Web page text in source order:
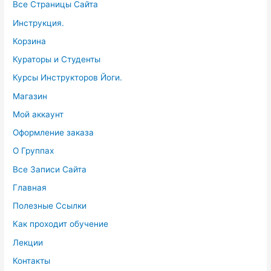
Все Страницы Сайта
Инструкция.
Корзина
Кураторы и Студенты
Курсы Инструкторов Йоги.
Магазин
Мой аккаунт
Оформление заказа
О Группах
Все Записи Сайта
Главная
Полезные Ссылки
Как проходит обучение
Лекции
Контакты